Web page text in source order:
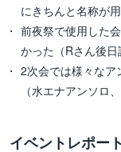
にきちんと名称が
前夜祭で使用した
かった（Rさん後日
2次会では様々なア
（水エナアンソロ
イベントレポー